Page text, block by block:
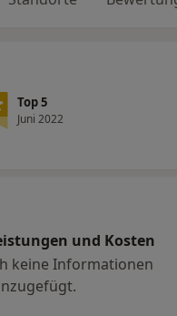
Top 5
Juni 2022
und Kosten
keine Informationen